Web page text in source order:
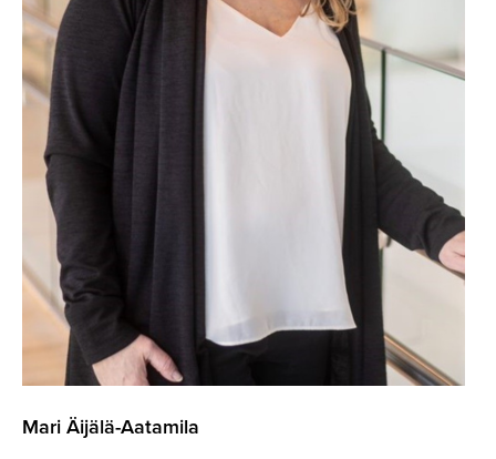
Mari Äijälä-Aa­tamila